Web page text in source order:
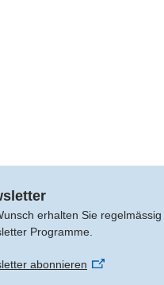
erhalten Sie regelmässig
Programme.
abonnieren